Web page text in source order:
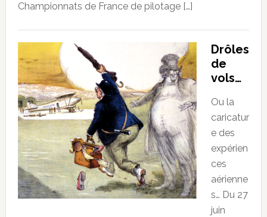
Championnats de France de pilotage […]
Drôles
de
vols…
Ou la
caricatur
e des
expérien
ces
aérienne
s… Du 27
juin